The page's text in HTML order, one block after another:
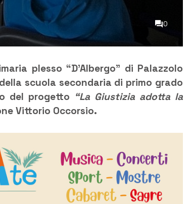
0
plesso “D’Albergo” di Palazzolo
scuola secondaria di primo grado
del progetto “La Giustizia adotta la
Vittorio Occorsio.